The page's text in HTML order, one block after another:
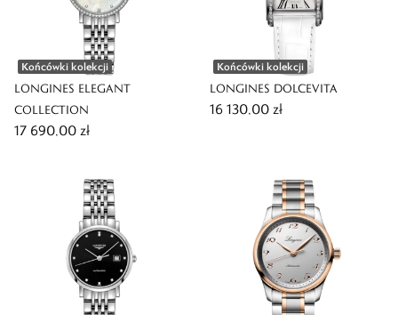
Końcówki kolekcji
LONGINES ELEGANT
COLLECTION
17 690,00 zł
Końcówki kolekcji
LONGINES DOLCEVITA
16 130,00 zł